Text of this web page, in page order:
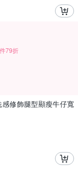
79折
修飾腿型顯瘦牛仔寬